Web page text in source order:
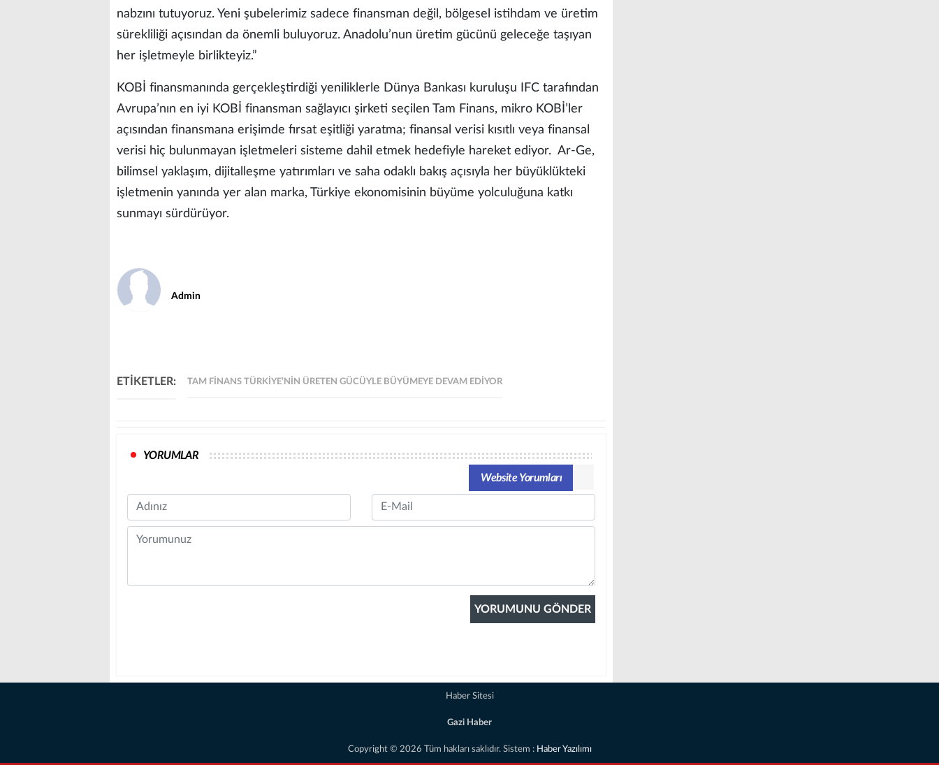
nabzını tutuyoruz. Yeni şubelerimiz sadece finansman değil, bölgesel istihdam ve üretim
sürekliliği açısından da önemli buluyoruz. Anadolu’nun üretim gücünü geleceğe taşıyan
her işletmeyle birlikteyiz.”
KOBİ finansmanında gerçekleştirdiği yeniliklerle Dünya Bankası kuruluşu IFC tarafından
Avrupa’nın en iyi KOBİ finansman sağlayıcı şirketi seçilen Tam Finans, mikro KOBİ’ler
açısından finansmana erişimde fırsat eşitliği yaratma; finansal verisi kısıtlı veya finansal
verisi hiç bulunmayan işletmeleri sisteme dahil etmek hedefiyle hareket ediyor. Ar-Ge,
bilimsel yaklaşım, dijitalleşme yatırımları ve saha odaklı bakış açısıyla her büyüklükteki
işletmenin yanında yer alan marka, Türkiye ekonomisinin büyüme yolculuğuna katkı
sunmayı sürdürüyor.
Admin
ETİKETLER: TAM FINANS TÜRKIYE’NIN ÜRETEN GÜCÜYLE BÜYÜMEYE DEVAM EDIYOR
YORUMLAR
Website Yorumları
Name Email
Comment
Haber Sitesi
Gazi Haber
Copyright © 2026 Tüm hakları saklıdır. Sistem : Haber Yazılımı